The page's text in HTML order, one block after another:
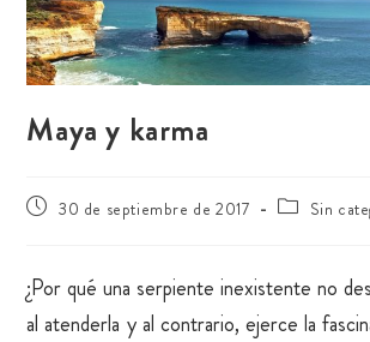
Maya y karma
30 de septiembre de 2017 Sin
¿Por qué una serpiente inexistente no
al atenderla y al contrario, ejerce la